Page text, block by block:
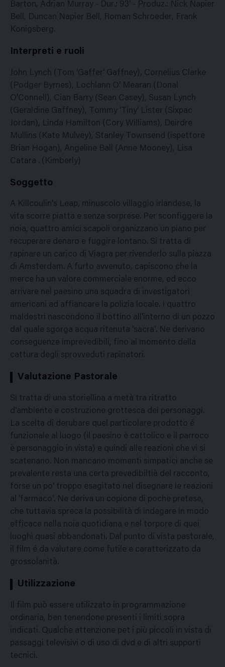
Barton, Adrian Murray - Dur.: 93' - Produz.: Nick Napier
Bell, Duncan Napier Bell, Roman Schroeder, Frank
Konigsberg.
Interpreti e ruoli
John Lynch (Tom 'Gaffer' Gaffney), Cornelius Clarke
(Podger Byrnes), Lochlann O' Mearan (Donal
O'Connell), Cian Barry (Sean Casey), Susan Lynch
(Geraldine Gaffney), Tommy 'Tiny' Lister (Sixpac
Jordan), Linda Hamilton (Cory Williams), Deirdre
Mullins (Kate Mulvey), Stanley Townsend (ispettore
Brian Hogan), Angeline Ball (Anne Mooney), Lisa
Catara . (Kimberly)
Soggetto
A Killcoulin's Leap, minuscolo villaggio irlandese, la
vita scorre piatta e senza sorprese. Per sconfiggere la
noia, quattro amici scapoli organizzano un piano per
recuperare denaro e fuggire lontano. Si tratta di
rapinare un carico di Viagra per rivenderlo sulla piazza
di Amsterdam. A furto avvenuto, capiscono che la
merce ha un valore commerciale enorme, ed ecco
arrivare nel paesino una squadra di investigatori
americani ad affiancare la polizia locale. I quattro
maldestri nascondono il bottino all'interno di un pozzo
dal quale sgorga acqua ritenuta 'sacra'. Ne derivano
conseguenze imprevedibili, fino al momento della
cattura degli sprovveduti rapinatori.
Valutazione Pastorale
Si tratta di una storiellina a metà tra ritratto
d'ambiente e costruzione grottesca dei personaggi.
La scelta di derubare quel particolare prodotto é
funzionale al luogo (il paesino è cattolico e il parroco
è personaggio in vista) e quindi alle reazioni che vi si
scatenano. Non mancano momenti simpatici anche se
prevalente resta una certa prevedibiltià del racconto,
forse un po' troppo esagitato nel disegnare le reazioni
al 'farmaco'. Ne deriva un copione di poche pretese,
che tuttavia spreca la possibilità di indagare in modo
efficace nella noia quotidiana e nel torpore di quei
luoghi quasi abbandonati. Dal punto di vista pastorale,
il film é da valutare come futile e caratterizzato da
grossolanità.
Utilizzazione
Il film può essere utilizzato in programmazione
ordinaria, ben tenendone presenti i limiti sopra
indicati. Qualche attenzione pet i più piccoli in vista di
passaggi televisivi o di uso di dvd e di altri supporti
tecnici.